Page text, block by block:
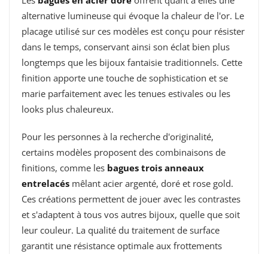
alternative lumineuse qui évoque la chaleur de l'or. Le
placage utilisé sur ces modèles est conçu pour résister
dans le temps, conservant ainsi son éclat bien plus
longtemps que les bijoux fantaisie traditionnels. Cette
finition apporte une touche de sophistication et se
marie parfaitement avec les tenues estivales ou les
looks plus chaleureux.
Pour les personnes à la recherche d'originalité,
certains modèles proposent des combinaisons de
finitions, comme les bagues trois anneaux
entrelacés mêlant acier argenté, doré et rose gold.
Ces créations permettent de jouer avec les contrastes
et s'adaptent à tous vos autres bijoux, quelle que soit
leur couleur. La qualité du traitement de surface
garantit une résistance optimale aux frottements